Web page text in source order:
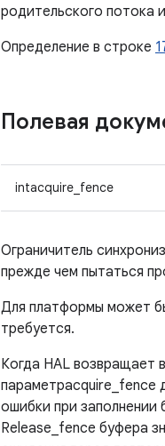
родительского потока
Определение в строке
Полевая
intacquire_fence
Ограничитель
прежде чем пытаться
Для платформы может
требуется.
Когда HAL
параметрacquire_fence
ошибки при
Release_fence буфера